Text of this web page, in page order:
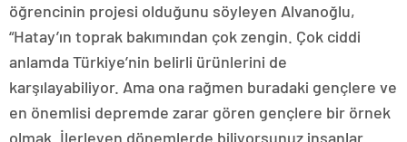
öğrencinin projesi olduğunu söyleyen Alvanoğlu,
“Hatay’ın toprak bakımından çok zengin. Çok ciddi
anlamda Türkiye’nin belirli ürünlerini de
karşılayabiliyor. Ama ona rağmen buradaki gençlere ve
en önemlisi depremde zarar gören gençlere bir örnek
olmak. İlerleyen dönemlerde biliyorsunuz insanlar